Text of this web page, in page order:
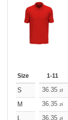
Size 1-11
S 36.35 zł
M
36.35 zł
L
36.35 zł